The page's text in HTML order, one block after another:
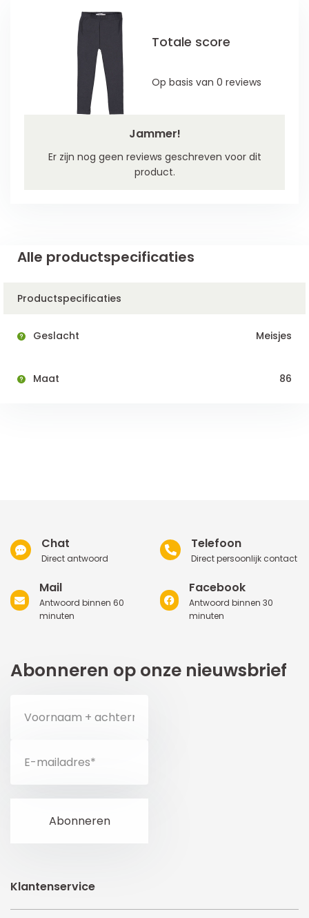
Jammer!
Er zijn nog geen reviews geschreven voor dit
product.
Totale score
Op basis van 0 reviews
Alle productspecificaties
Productspecificaties
Geslacht Meisjes
Maat 86
Chat
Direct antwoord
Telefoon
Direct persoonlijk contact
Mail
Antwoord binnen 60
minuten
Facebook
Antwoord binnen 30
minuten
Abonneren op onze nieuwsbrief
Klantenservice